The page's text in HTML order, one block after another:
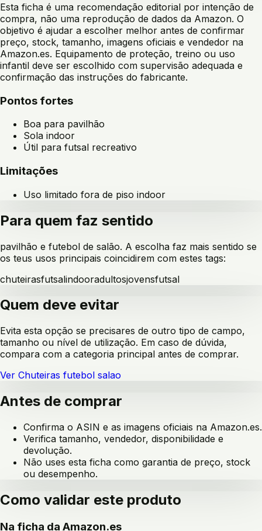
Esta ficha é uma recomendação editorial por intenção de
compra, não uma reprodução de dados da Amazon. O
objetivo é ajudar a escolher melhor antes de confirmar
preço, stock, tamanho, imagens oficiais e vendedor na
Amazon.es. Equipamento de proteção, treino ou uso
infantil deve ser escolhido com supervisão adequada e
confirmação das instruções do fabricante.
Pontos fortes
Boa para pavilhão
Sola indoor
Útil para futsal recreativo
Limitações
Uso limitado fora de piso indoor
Para quem faz sentido
pavilhão e futebol de salão. A escolha faz mais sentido se
os teus usos principais coincidirem com estes tags:
chuteirasfutsalindooradultosjovensfutsal
Quem deve evitar
Evita esta opção se precisares de outro tipo de campo,
tamanho ou nível de utilização. Em caso de dúvida,
compara com a categoria principal antes de comprar.
Ver Chuteiras futebol salao
Antes de comprar
Confirma o ASIN e as imagens oficiais na Amazon.es.
Verifica tamanho, vendedor, disponibilidade e
devolução.
Não uses esta ficha como garantia de preço, stock
ou desempenho.
Como validar este produto
Na ficha da Amazon.es